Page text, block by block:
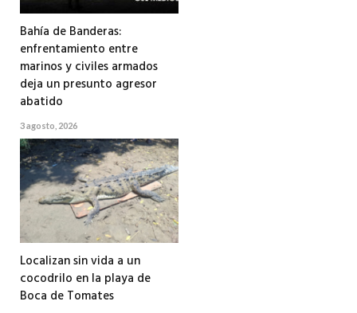
Bahía de Banderas:
enfrentamiento entre
marinos y civiles armados
deja un presunto agresor
abatido
3 agosto, 2026
Localizan sin vida a un
cocodrilo en la playa de
Boca de Tomates